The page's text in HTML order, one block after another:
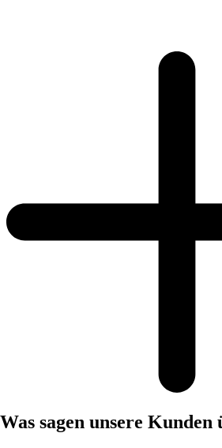
Was sagen unsere Kunden